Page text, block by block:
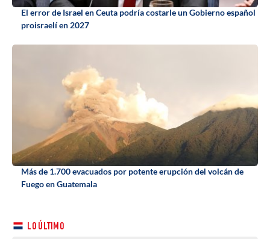
El error de Israel en Ceuta podría costarle un Gobierno español
proisraelí en 2027
Más de 1.700 evacuados por potente erupción del volcán de
Fuego en Guatemala
LO ÚLTIMO